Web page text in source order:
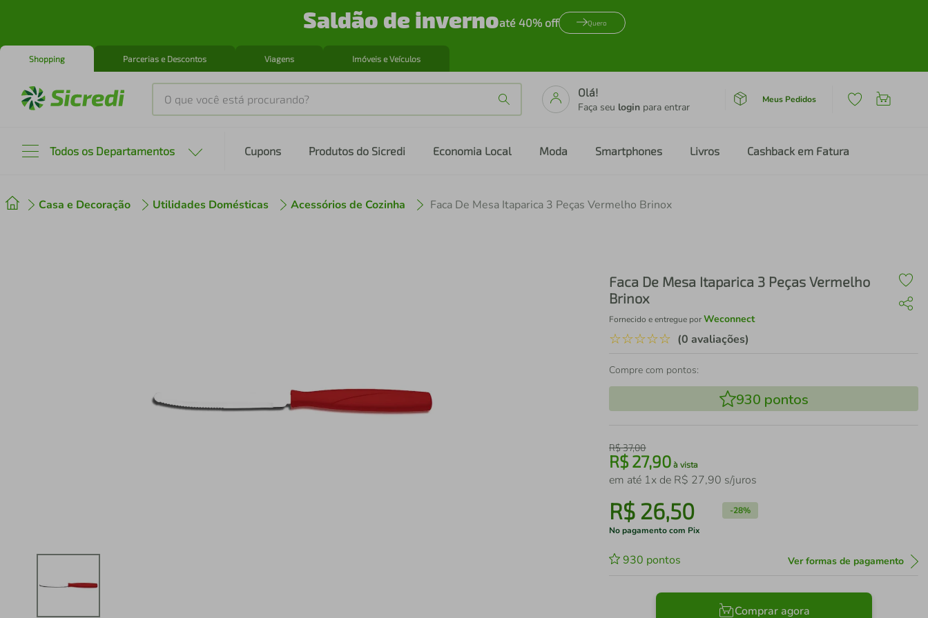
Saldão de invernoaté 40% off Quero
Shopping Parcerias e Descontos Viagens Imóveis e Veículos
O que você está procurando?
Olá!
Faça seu login para entrar
Meus Pedidos
Todos os Departamentos Cupons Produtos do Sicredi Economia Local Moda Smartphones Livros Cashback em Fatura
Casa e Decoração Utilidades Domésticas Acessórios de Cozinha Faca De Mesa Itaparica 3 Peças Vermelho Brinox
Faca De Mesa Itaparica 3 Peças Vermelho
Brinox
Fornecido e entregue porWeconnect
☆☆☆☆☆ (0 avaliações)
Compre com pontos:
930 pontos
R$37,00
R$27,90 à vista
em até 1x de R$ 27,90 s/juros
R$ 26,50 -28%
No pagamento com Pix
930 pontos Ver formas de pagamento
Comprar agora
º cafeteira